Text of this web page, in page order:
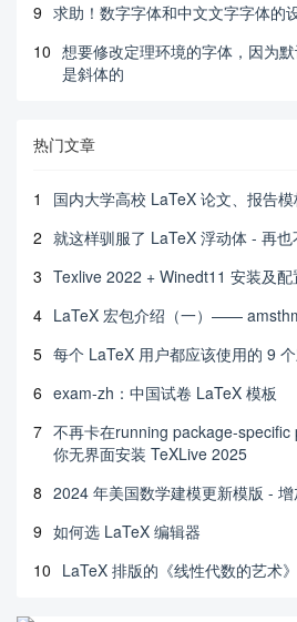
9 求助！数字字体和中文文字字体的
10 想要修改定理环境的字体，因为
是斜体的
热门文章
1
国内大学高校 LaTeX 论文、报告
2 就这样驯服了 LaTeX 浮动体 - 再也
3 Texlive 2022 + Winedt11 安装及配
4 LaTeX 宏包介绍（一）——
5 每个 LaTeX 用户都应该使用的 9
6 exam-zh：中国试卷 LaTeX 模板
7 不再卡在running package-specific
你无界面安装 TeXLive 2025
8 2024 年美国数学建模更新模版 -
9 如何选 LaTeX 编辑器
10 LaTeX 排版的《线性代数的艺术》